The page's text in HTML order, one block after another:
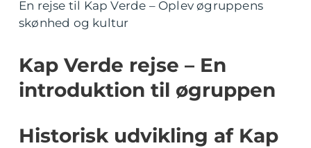
En rejse til Kap Verde – Oplev øgruppens
skønhed og kultur
Kap Verde rejse – En
introduktion til øgruppen
Historisk udvikling af Kap